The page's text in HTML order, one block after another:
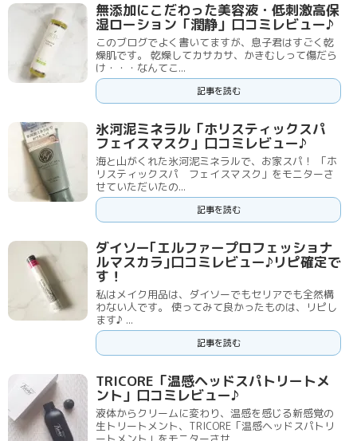
無添加にこだわった美容液・低刺激高保
湿ローション「潤静」口コミレビュー♪
このブログでよく書いてますが、息子君はすごく乾
燥肌です。 乾燥してカサカサ、かきむしって傷だら
け・・・なんてこ...
記事を読む
氷河泥ミネラル「ホリスティックスパ
フェイスマスク」口コミレビュー♪
海と山がくれた氷河泥ミネラルで、お家スパ！ 「ホ
リスティックスパ フェイスマスク」をモニターさ
せていただいたの...
記事を読む
ダイソー｢エルファープロフェッショナ
ルマスカラ｣口コミレビュー♪リピ確定で
す！
私はメイク用品は、ダイソーでもセリアでも全然構
わない人です。 使ってみて良かったものは、リピし
ます♪ ...
記事を読む
TRICORE「温感ヘッドスパトリートメ
ント」口コミレビュー♪
液体からクリームに変わり、温感を感じる新感覚の
生トリートメント、TRICORE「温感ヘッドスパトリ